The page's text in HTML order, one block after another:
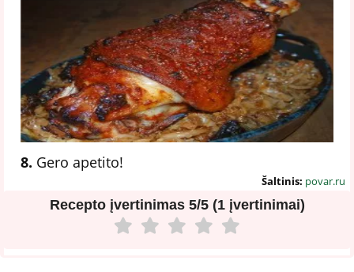
8. Gero apetito!
Šaltinis: povar.ru
Recepto įvertinimas 5/5 (1 įvertinimai)